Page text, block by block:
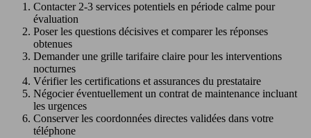
Contacter 2-3 services potentiels en période calme pour
évaluation
Poser les questions décisives et comparer les réponses
obtenues
Demander une grille tarifaire claire pour les interventions
nocturnes
Vérifier les certifications et assurances du prestataire
Négocier éventuellement un contrat de maintenance incluant
les urgences
Conserver les coordonnées directes validées dans votre
téléphone